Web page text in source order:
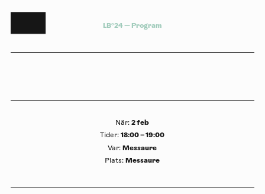
LB°24— Program
När:2 feb
Tider:18:00 – 19:00
Var: Messaure
Plats:Messaure